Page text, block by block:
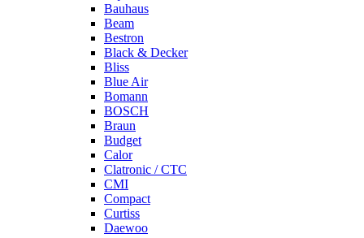
Bauhaus
Beam
Bestron
Black & Decker
Bliss
Blue Air
Bomann
BOSCH
Braun
Budget
Calor
Clatronic / CTC
CMI
Compact
Curtiss
Daewoo